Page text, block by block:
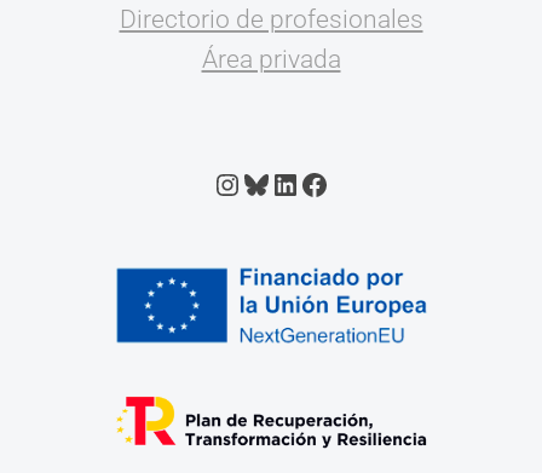
Directorio de profesionales
Área privada
Instagram
Bluesky
LinkedIn
Facebook